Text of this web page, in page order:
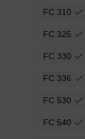
FC 310
FC 325
FC 330
FC 336
FC 530
FC 540